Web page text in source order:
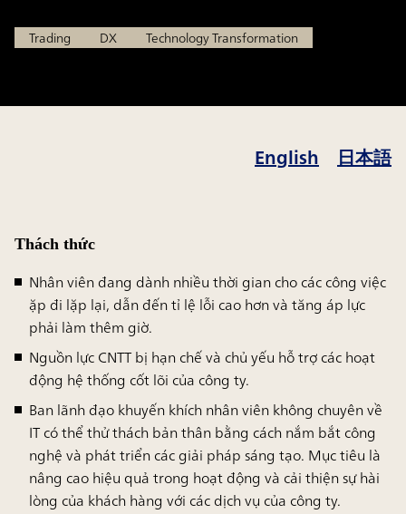
Trading DX Technology Transformation
English 日本語
Thách thức
Nhân viên đang dành nhiều thời gian cho các công việc
ặp đi lặp lại, dẫn đến tỉ lệ lỗi cao hơn và tăng áp lực
phải làm thêm giờ.
Nguồn lực CNTT bị hạn chế và chủ yếu hỗ trợ các hoạt
động hệ thống cốt lõi của công ty.
Ban lãnh đạo khuyến khích nhân viên không chuyên về
IT có thể thử thách bản thân bằng cách nắm bắt công
nghệ và phát triển các giải pháp sáng tạo. Mục tiêu là
nâng cao hiệu quả trong hoạt động và cải thiện sự hài
lòng của khách hàng với các dịch vụ của công ty.